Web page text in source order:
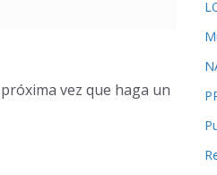
vez que haga un